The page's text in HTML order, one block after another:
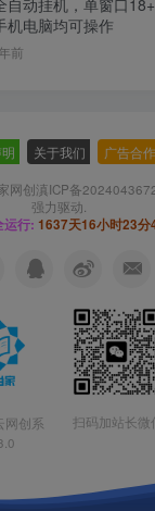
机电脑均可操作
前
关于我们 广告合作
网创滇ICP备
强力驱动.
运行: 1637天16小时23分
网创系
扫码加站长微